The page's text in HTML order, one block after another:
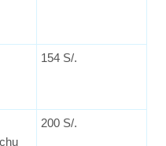
154 S/.
200 S/.